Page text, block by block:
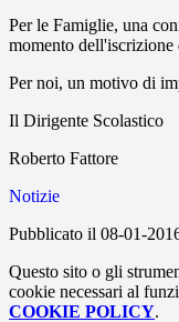
Per le Famiglie, una
momento
Per noi, un motivo di
Il Dirigente Scolastico
Roberto Fattore
Notizie
Pubblicato il 08-01-
Questo sito o gli
cookie necessari al
COOKIE POLICY.